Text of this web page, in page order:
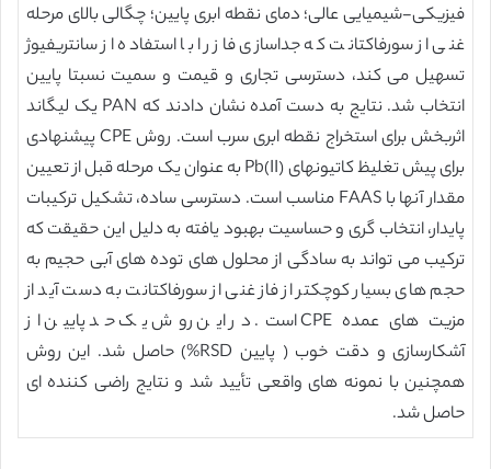
فیزیکی-شیمیایی عالی؛ دمای نقطه ابری پایین؛ چگالی بالای مرحله
غنی از سورفاکتانت که جداسازی فاز را با استفاده از سانتریفیوژ
تسهیل می کند، دسترسی تجاری و قیمت و سمیت نسبتا پایین
انتخاب شد. نتایج به دست آمده نشان دادند که PAN یک لیگاند
اثربخش برای استخراج نقطه ابری سرب است. روش CPE پیشنهادی
برای پیش تغلیظ کاتیونهای Pb(II) به عنوان یک مرحله قبل از تعیین
مقدار آنها با FAAS مناسب است. دسترسی ساده، تشکیل ترکیبات
پایدار، انتخاب گری و حساسیت بهبود یافته به دلیل این حقیقت که
ترکیب می تواند به سادگی از محلول های توده های آبی حجیم به
حجم های بسیار کوچکتر از فاز غنی از سورفاکتانت به دست آید از
مزیت های عمده CPE است. در این روش یک حد پایین از
آشکارسازی و دقت خوب ( پایین RSD%) حاصل شد. این روش
همچنین با نمونه های واقعی تأیید شد و نتایج راضی کننده ای
حاصل شد.